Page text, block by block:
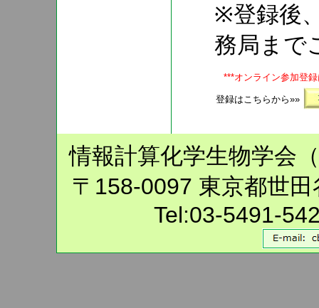
※登録後
務局まで
***オンライン参加登
登録はこちらから»»
情報計算化学生物学会
〒158-0097 東京都世
Tel:03-5491-